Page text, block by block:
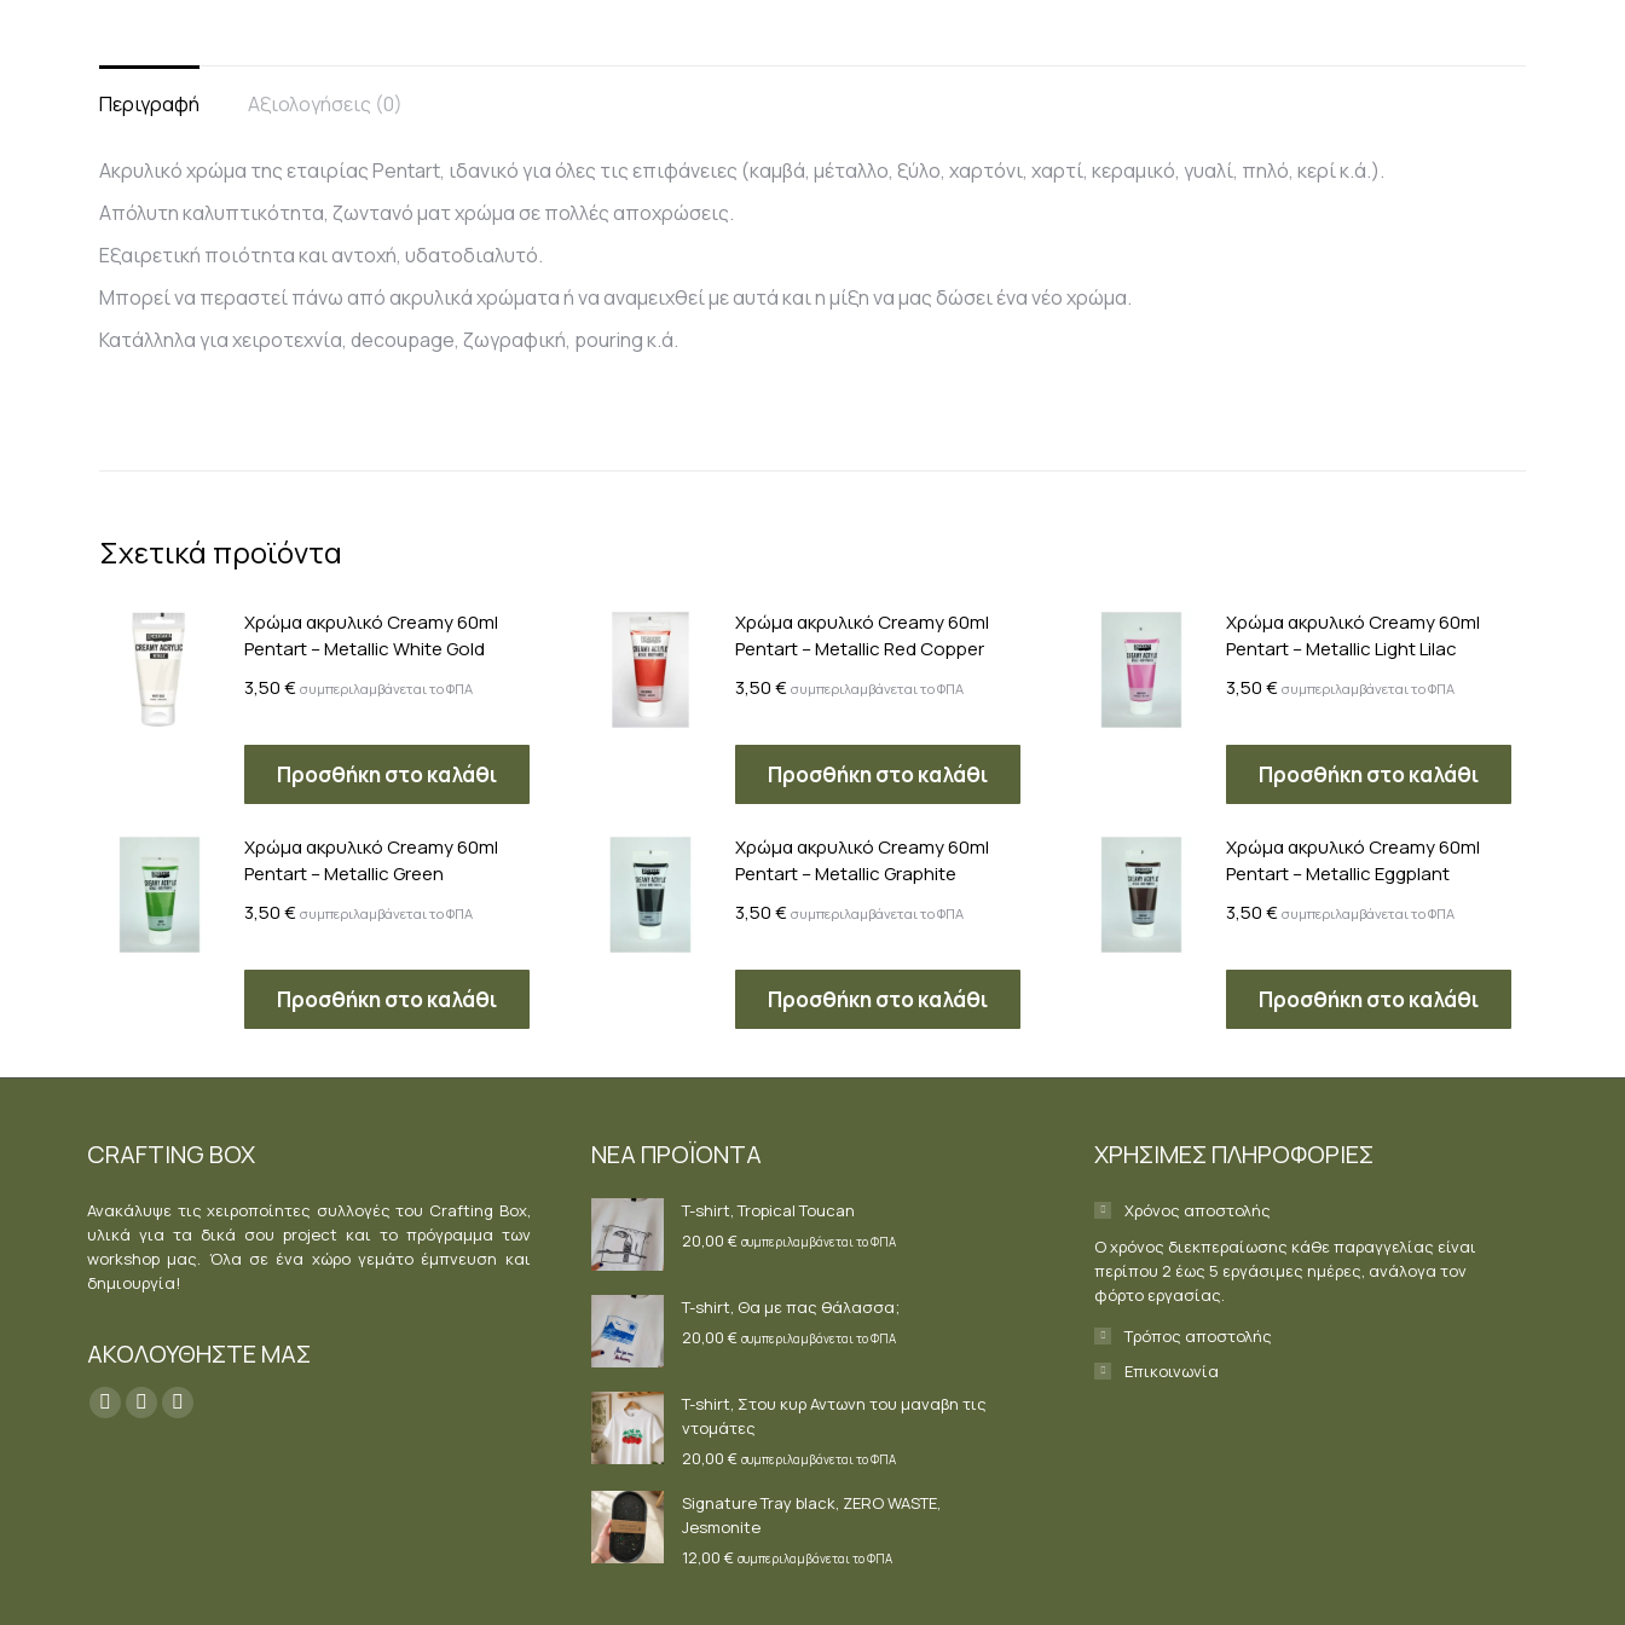
Περιγραφή Αξιολογήσεις (0)
Ακρυλικό χρώμα της εταιρίας Pentart, ιδανικό για όλες τις επιφάνειες (καμβά, μέταλλο, ξύλο, χαρτόνι, χαρτί, κεραμικό, γυαλί, πηλό, κερί κ.ά.).
Απόλυτη καλυπτικότητα, ζωντανό ματ χρώμα σε πολλές αποχρώσεις.
Εξαιρετική ποιότητα και αντοχή, υδατοδιαλυτό.
Μπορεί να περαστεί πάνω από ακρυλικά χρώματα ή να αναμειχθεί με αυτά και η μίξη να μας δώσει ένα νέο χρώμα.
Κατάλληλα για χειροτεχνία, decoupage, ζωγραφική, pouring κ.ά.
Σχετικά προϊόντα
Χρώμα ακρυλικό Creamy 60ml
Pentart – Metallic White Gold
3,50€ συμπεριλαμβάνεται το ΦΠΑ
Προσθήκη στο καλάθι
Χρώμα ακρυλικό Creamy 60ml
Pentart – Metallic Red Copper
3,50€ συμπεριλαμβάνεται το ΦΠΑ
Προσθήκη στο καλάθι
Χρώμα ακρυλικό Creamy 60ml
Pentart – Metallic Light Lilac
3,50€ συμπεριλαμβάνεται το ΦΠΑ
Προσθήκη στο καλάθι
Χρώμα ακρυλικό Creamy 60ml
Pentart – Metallic Green
3,50€ συμπεριλαμβάνεται το ΦΠΑ
Προσθήκη στο καλάθι
Χρώμα ακρυλικό Creamy 60ml
Pentart – Metallic Graphite
3,50€ συμπεριλαμβάνεται το ΦΠΑ
Προσθήκη στο καλάθι
Χρώμα ακρυλικό Creamy 60ml
Pentart – Metallic Eggplant
3,50€ συμπεριλαμβάνεται το ΦΠΑ
Προσθήκη στο καλάθι
CRAFTING BOX
Ανακάλυψε τις χειροποίητες συλλογές του Crafting Box,
υλικά για τα δικά σου project και το πρόγραμμα των
workshop μας. Όλα σε ένα χώρο γεμάτο έμπνευση και
δημιουργία!
ΑΚΟΛΟΥΘΗΣΤΕ ΜΑΣ
Find us on:
Facebook
YouTubeInstagram
ΝΕΑ ΠΡΟΪΟΝΤΑ
T-shirt, Tropical Toucan
20,00 € συμπεριλαμβάνεται το ΦΠΑ
T-shirt, Θα με πας θάλασσα;
20,00 € συμπεριλαμβάνεται το ΦΠΑ
T-shirt, Στου κυρ Αντωνη του μαναβη τις
ντομάτες
20,00 € συμπεριλαμβάνεται το ΦΠΑ
Signature Tray black, ZERO WASTE,
Jesmonite
12,00 € συμπεριλαμβάνεται το ΦΠΑ
ΧΡΗΣΙΜΕΣ ΠΛΗΡΟΦΟΡΙΕΣ
Χρόνος αποστολής
Ο χρόνος διεκπεραίωσης κάθε παραγγελίας είναι
περίπου 2 έως 5 εργάσιμες ημέρες, ανάλογα τον
φόρτο εργασίας.
Τρόπος αποστολής
Επικοινωνία